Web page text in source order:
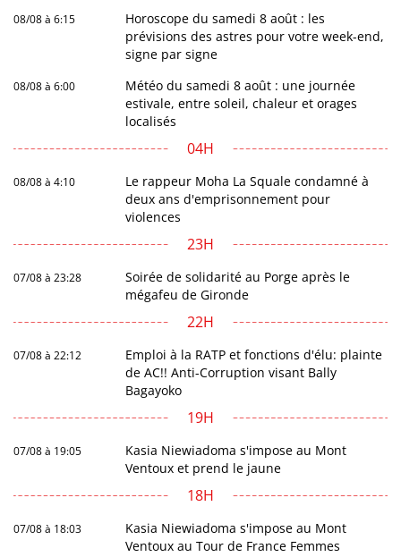
08/08 à 6:15
Horoscope du samedi 8 août : les
prévisions des astres pour votre week-end,
signe par signe
08/08 à 6:00
Météo du samedi 8 août : une journée
estivale, entre soleil, chaleur et orages
localisés
04H
08/08 à 4:10
Le rappeur Moha La Squale condamné à
deux ans d'emprisonnement pour
violences
23H
07/08 à 23:28
Soirée de solidarité au Porge après le
mégafeu de Gironde
22H
07/08 à 22:12
Emploi à la RATP et fonctions d'élu: plainte
de AC!! Anti-Corruption visant Bally
Bagayoko
19H
07/08 à 19:05
Kasia Niewiadoma s'impose au Mont
Ventoux et prend le jaune
18H
07/08 à 18:03
Kasia Niewiadoma s'impose au Mont
Ventoux au Tour de France Femmes